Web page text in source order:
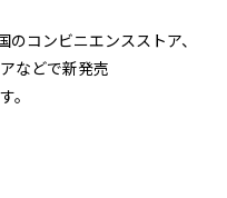
コンビニエンスストア、
などで新発売
。